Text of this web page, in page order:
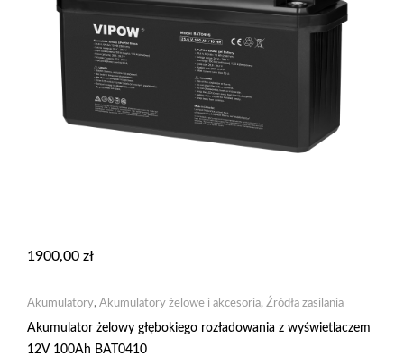
1900,00 zł
Akumulatory, Akumulatory żelowe i akcesoria, Źródła zasilania
Akumulator żelowy głębokiego rozładowania z wyświetlaczem
12V 100Ah BAT0410